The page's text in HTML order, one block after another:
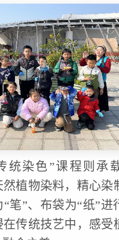
统染色”课程则承
植物染料，精心染
笔”、布袋为“纸”进
在传统技艺中，感受